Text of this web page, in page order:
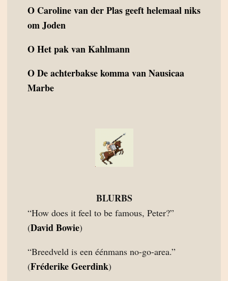
O Caroline van der Plas geeft helemaal niks
om Joden
OHet pak van Kahlmann
ODe achterbakse komma van Nausicaa
Marbe
BLURBS
“How does it feel to be famous, Peter?”
(David Bowie)
“Breedveld is een éénmans no-go-area.”
(Fréderike Geerdink)